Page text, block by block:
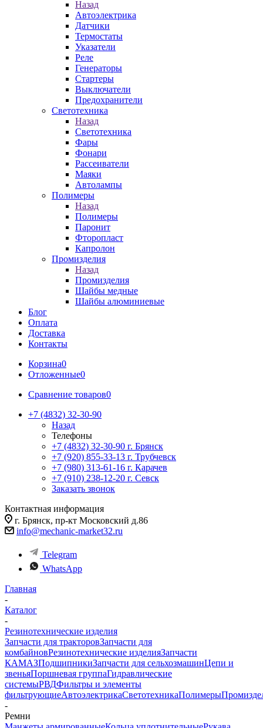
Назад
Автоэлектрика
Датчики
Термостаты
Указатели
Реле
Генераторы
Стартеры
Выключатели
Предохранители
Светотехника
Назад
Светотехника
Фары
Фонари
Рассеиватели
Маяки
Автолампы
Полимеры
Назад
Полимеры
Паронит
Фторопласт
Капролон
Промизделия
Назад
Промизделия
Шайбы медные
Шайбы алюминиевые
Блог
Оплата
Доставка
Контакты
Корзина0
Отложенные0
Сравнение товаров0
+7 (4832) 32-30-90
Назад
Телефоны
+7 (4832) 32-30-90 г. Брянск
+7 (920) 855-33-13 г. Трубчевск
+7 (980) 313-61-16 г. Карачев
+7 (910) 238-12-20 г. Севск
Заказать звонок
Контактная информация
г. Брянск, пр-кт Московский д.86
info@mechanic-market32.ru
Telegram
WhatsApp
Главная
-
Каталог
-
Резинотехнические изделия
Запчасти для тракторовЗапчасти для
комбайновРезинотехнические изделияЗапчасти
КАМАЗПодшипникиЗапчасти для сельхозмашинЦепи и
звеньяПоршневая группаГидравлические
системыРВДФильтры и элементы
фильтрующиеАвтоэлектрикаСветотехникаПолимеры
-
Ремни